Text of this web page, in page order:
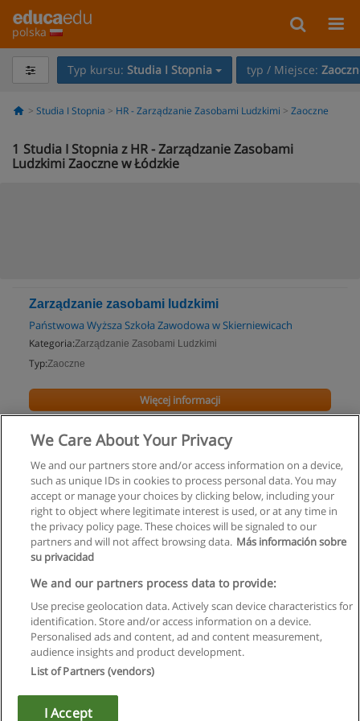
polska
Typ kursu: Studia I Stopnia typ / Miejsce:
Studia I Stopnia HR - Zarządzanie Zasobami Ludzkimi Zaoczne
1 Studia I Stopnia z HR - Zarządzanie Zasobami
Ludzkimi Zaoczne w Łódzkie
Zarządzanie zasobami ludzkimi
Państwowa Wyższa Szkoła Zawodowa w Skierniewicach
Kategoria:Zarządzanie Zasobami Ludzkimi
Typ:Zaoczne
Więcej informacji
Regulamin
Polityka ochrony danych osobowych
Kontakt z Educaedu
Copyright © Educaedu Business S.L. - CIF : B-95610580: -
We Care About Your Privacy
We and our partners store and/or access information on a device,
such as unique IDs in cookies to process personal data. You may
accept or manage your choices by clicking below, including your
right to object where legitimate interest is used, or at any time in
the privacy policy page. These choices will be signaled to our
partners and will not affect browsing data. Más información sobre
su privacidad
We and our partners process data to provide:
Use precise geolocation data. Actively scan device characteristics for
identification. Store and/or access information on a device.
Personalised ads and content, ad and content measurement,
audience insights and product development.
List of Partners (vendors)
I Accept